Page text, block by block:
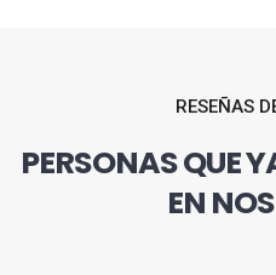
RESEÑAS
PERSONAS QUE
EN